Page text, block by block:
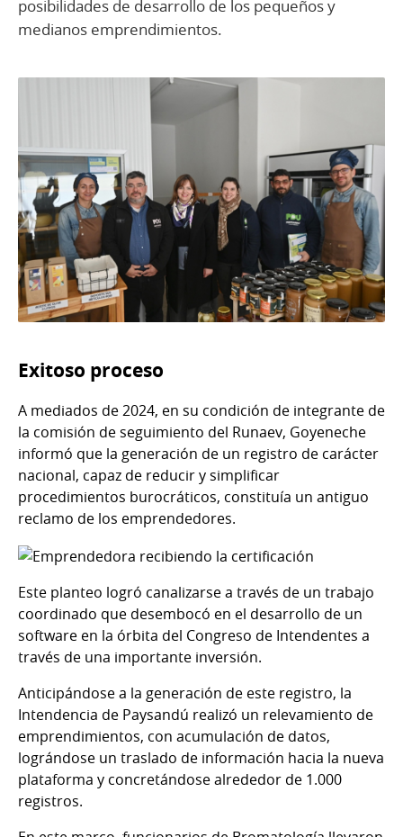
posibilidades de desarrollo de los pequeños y
medianos emprendimientos.
Exitoso proceso
A mediados de 2024, en su condición de integrante de
la comisión de seguimiento del Runaev, Goyeneche
informó que la generación de un registro de carácter
nacional, capaz de reducir y simplificar
procedimientos burocráticos, constituía un antiguo
reclamo de los emprendedores.
Este planteo logró canalizarse a través de un trabajo
coordinado que desembocó en el desarrollo de un
software en la órbita del Congreso de Intendentes a
través de una importante inversión.
Anticipándose a la generación de este registro, la
Intendencia de Paysandú realizó un relevamiento de
emprendimientos, con acumulación de datos,
lográndose un traslado de información hacia la nueva
plataforma y concretándose alrededor de 1.000
registros.